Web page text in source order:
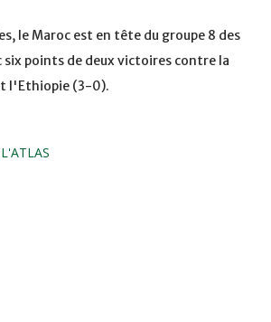
le Maroc est en tête du groupe 8 des
points de deux victoires contre la
l'Ethiopie (3-0).